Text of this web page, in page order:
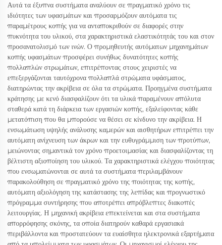
Αυτά τα έξυπνα συστήματα αναλύουν σε πραγματικό χρόνο τις
ιδιότητες των υφασμάτων και προσαρμόζουν αυτόματα τις
παραμέτρους κοπής για να ανταποκριθούν σε διαφορές στην
πυκνότητα του υλικού, στα χαρακτηριστικά ελαστικότητάς του και στον
προσανατολισμό των ινών. Ο προμηθευτής αυτόματων μηχανημάτων
κοπής υφασμάτων προσφέρει συνήθως δυνατότητες κοπής
πολλαπλών στρωμάτων, επιτρέποντας στους χειριστές να
επεξεργάζονται ταυτόχρονα πολλαπλά στρώματα υφάσματος,
διατηρώντας την ακρίβεια σε όλα τα στρώματα. Προηγμένα συστήματα
κράτησης με κενό διασφαλίζουν ότι τα υλικά παραμένουν απόλυτα
σταθερά κατά τη διάρκεια των εργασιών κοπής, εξαλείφοντας κάθε
μετατόπιση που θα μπορούσε να θέσει σε κίνδυνο την ακρίβεια. Η
ενσωμάτωση υψηλής ανάλυσης καμερών και αισθητήρων επιτρέπει την
αυτόματη ανίχνευση των άκρων και την ευθυγράμμιση των προτύπων,
μειώνοντας σημαντικά τον χρόνο προετοιμασίας και διασφαλίζοντας τη
βέλτιστη αξιοποίηση του υλικού. Τα χαρακτηριστικά ελέγχου ποιότητας
που ενσωματώνονται σε αυτά τα συστήματα περιλαμβάνουν
παρακολούθηση σε πραγματικό χρόνο της ποιότητας της κοπής,
αυτόματη αξιολόγηση της κατάστασης της λεπίδας και προγνωστικό
πρόγραμμα συντήρησης που αποτρέπει απρόβλεπτες διακοπές
λειτουργίας. Η μηχανική ακρίβεια επεκτείνεται και στα συστήματα
απορρόφησης σκόνης, τα οποία διατηρούν καθαρά εργασιακά
περιβάλλοντα και προστατεύουν τα ευαίσθητα ηλεκτρονικά εξαρτήματα